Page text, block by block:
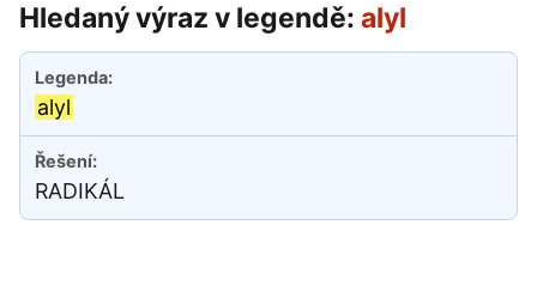
Hledaný výraz v legendě: alyl
alyl
RADIKÁL